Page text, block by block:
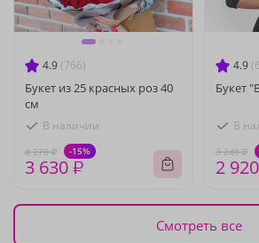
4.9 (766)
Букет из 25 красных роз 40
см
В наличии
4 270 ₽ -15%
3 630 ₽
4.9
Букет
В
3 240 ₽
2
Смотреть все